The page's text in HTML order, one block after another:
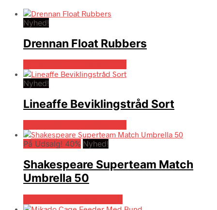
Nyhed!
Drennan Float Rubbers
Nyhed!
Lineaffe Beviklingstråd Sort
På Udsalg! 40% Nyhed!
Shakespeare Superteam Match
Umbrella 50